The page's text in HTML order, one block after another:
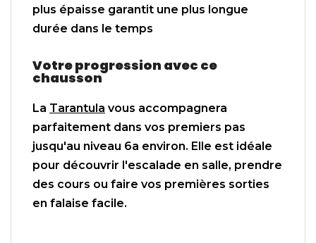
plus épaisse garantit une plus longue
durée dans le temps
Votre progression avec ce
chausson
La Tarantula vous accompagnera
parfaitement dans vos premiers pas
jusqu'au niveau 6a environ. Elle est idéale
pour découvrir l'escalade en salle, prendre
des cours ou faire vos premières sorties
en falaise facile.